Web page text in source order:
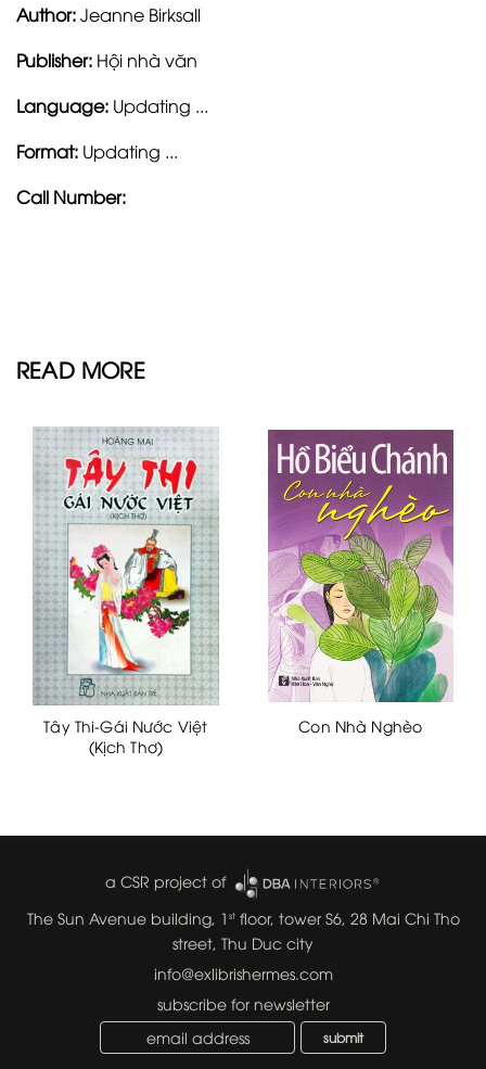
Author:Jeanne Birksall
Publisher: Hội nhà văn
Language: Updating ...
Format: Updating ...
Call Number:
READ MORE
Tây Thi-Gái Nước Việt
(Kịch Thơ)
Con Nhà Nghèo
a CSR project of
The Sun Avenue building, 1 stfloor, tower S6, 28 Mai Chi Tho
street, Thu Duc city
info@exlibrishermes.com
subscribe for newsletter
submit